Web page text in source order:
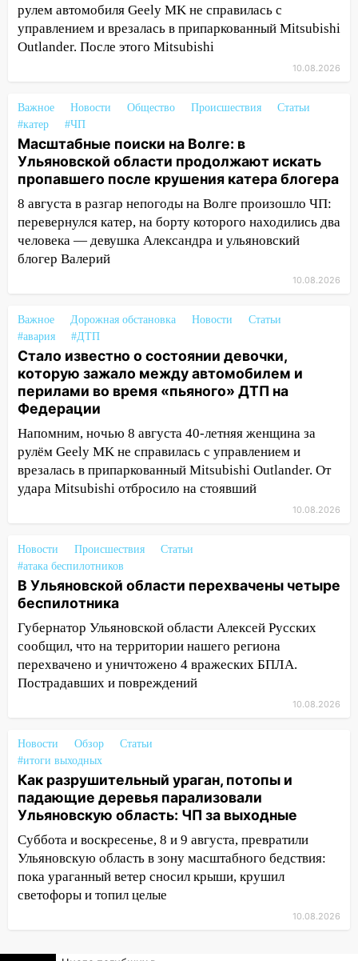
09:15 Ураган, изнасилование ребенка,
автоподставы и атака беспилотников:
важные итоги прошедшей недели в
08:20
В Ульяновске восстановили
трамвайную и троллейбусную
инфраструктуру после шторма
08:19 Внимание! В Цильнинском районе
пропал 67-летний мужчина
08:11 На Ульяновск снова надвигается
непогода
07:30
Евро-3 вместо Евро-5: что
означают классы бензина и можно ли
современные автомобили
06:30
Какая погода будет в Ульяновской
области днем 9 августа
05:05 День, когда всё может
измениться: гороскоп на 9 августа —
три знака получат шанс, который нельзя
упустить
08.08.2026
20:10 Во время урагана в Ульяновске на
заблокировало в машине двух женщин
17:15 В Ульяновской области
ремонтируют девять мостов: один уже
готов, ещё два — почти завершены
17:00 «Ульяновскалипсис»: последствия
урагана 8 августа
Прогноз погоды в Ульяновской
16:34
Из-за мощной непогоды в
Ульяновске отменили фестиваль «Наше
время»
16:17 Мелекесский район первым в
Ульяновской области намолотил более
100 тысяч тонн зерна
15:17 В колледжи и техникумы
Ульяновской области подали более 10
рулем автомобиля Geely MK не справилась с
управлением и врезалась в припаркованный Mitsubishi
Outlander. После этого Mitsubishi
10.08.2026
Важное Новости Общество Происшествия
Статьи
#катер
#ЧП
Масштабные поиски на Волге: в
Ульяновской области продолжают искать
пропавшего после крушения катера блогера
8 августа в разгар непогоды на Волге произошло ЧП:
перевернулся катер, на борту которого находились два
человека — девушка Александра и ульяновский
блогер Валерий
10.08.2026
Важное Дорожная обстановка Новости
Статьи
#авария
#ДТП
Стало известно о состоянии девочки,
которую зажало между автомобилем и
перилами во время «пьяного» ДТП на
Федерации
Напомним, ночью 8 августа 40-летняя женщина за
рулём Geely MK не справилась с управлением и
врезалась в припаркованный Mitsubishi Outlander. От
удара Mitsubishi отбросило на стоявший
10.08.2026
Новости Происшествия
Статьи
#атака беспилотников
В Ульяновской области перехвачены четыре
беспилотника
Губернатор Ульяновской области Алексей Русских
сообщил, что на территории нашего региона
перехвачено и уничтожено 4 вражеских БПЛА.
Пострадавших и повреждений
10.08.2026
Новости Обзор
Статьи
#итоги выходных
Как разрушительный ураган, потопы и
падающие деревья парализовали
Ульяновскую область: ЧП за выходные
Суббота и воскресенье, 8 и 9 августа, превратили
Ульяновскую область в зону масштабного бедствия:
пока ураганный ветер сносил крыши, крушил
светофоры и топил целые
10.08.2026